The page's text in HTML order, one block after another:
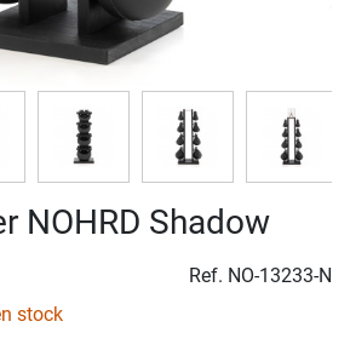
NOHRD Shadow
Ref. NO-13233-N
stock